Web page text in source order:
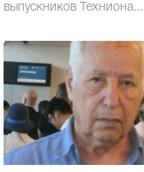
выпускников Техниона...